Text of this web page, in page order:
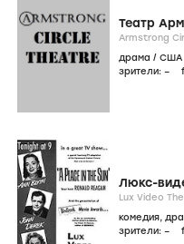
Театр
драма / США
зрители: –
Люкс-
комедия,
зрители: –